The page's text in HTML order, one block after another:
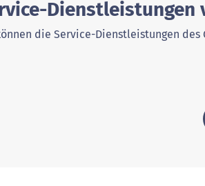
die Service-Dienstleistungen des